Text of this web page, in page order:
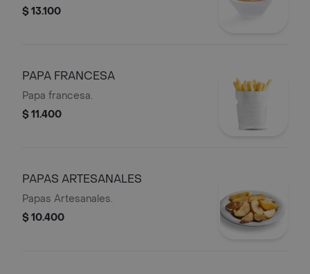
$ 13.100
PAPA FRANCESA
Papa francesa.
$ 11.400
PAPAS ARTESANALES
Papas Artesanales.
$ 10.400